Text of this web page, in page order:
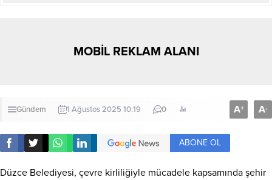
MOBİL REKLAM ALANI
Gündem 1 Ağustos 2025 10:19 0 A+ A-
ABONE OL
Düzce Belediyesi, çevre kirliliğiyle mücadele kapsamında şehir